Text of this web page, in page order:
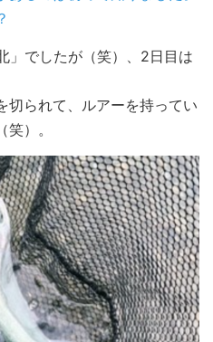
」でしたが（笑）、2日目は
切られて、ルアーを持ってい
）。